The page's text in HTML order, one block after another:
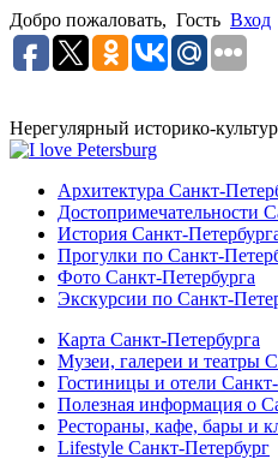
Добро пожаловать, Гость Вход
Нерегулярный историко-
Архитектура Санкт-
Достопримечательности
История Санкт-
Прогулки по Санкт-
Фото Санкт-Петербурга
Экскурсии по Санкт-
Карта Санкт-Петербурга
Музеи, галереи и театры
Гостиницы и отели
Полезная информация о
Рестораны, кафе, бары и
Lifestyle Санкт-Петербург